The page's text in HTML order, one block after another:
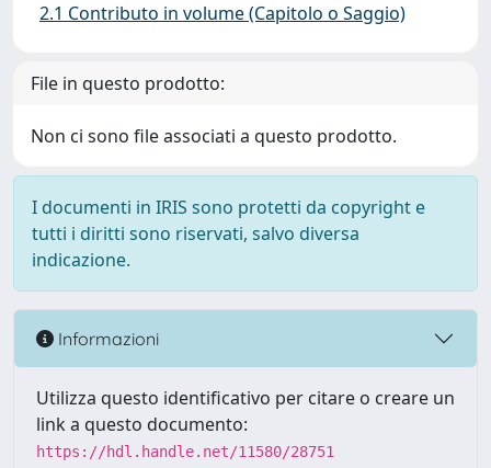
2.1 Contributo in volume (Capitolo o Saggio)
File in questo prodotto:
Non ci sono file associati a questo prodotto.
I documenti in IRIS sono protetti da copyright e
tutti i diritti sono riservati, salvo diversa
indicazione.
Informazioni
Utilizza questo identificativo per citare o creare un
link a questo documento:
https://hdl.handle.net/11580/28751